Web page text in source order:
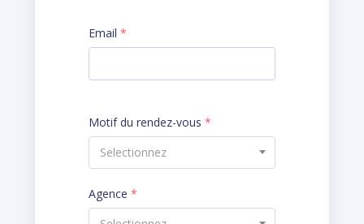
Email *
Motif du rendez-vous *
Selectionnez
Agence *